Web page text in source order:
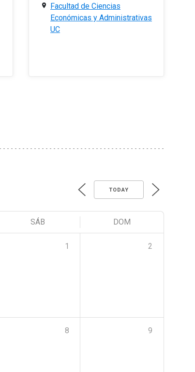
Facultad de Ciencias
Económicas y Administrativas
UC
TODAY
SÁB DOM
1 2
8 9